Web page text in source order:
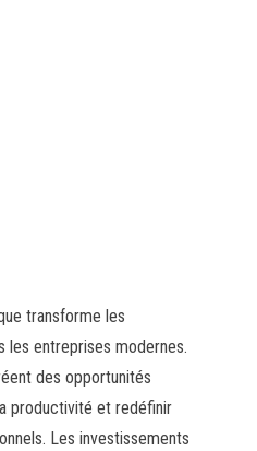
transforme les
les entreprises modernes.
des opportunités
productivité et redéfinir
Les investissements